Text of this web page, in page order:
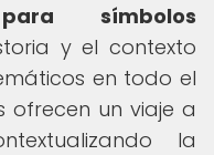
símbolos
y el contexto
en todo el
ofrecen un viaje a
la